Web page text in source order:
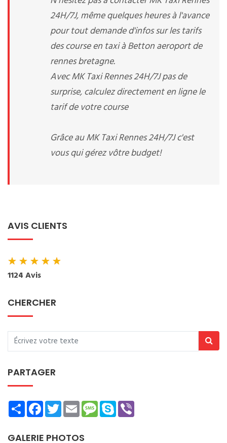
24H/7J, même quelques heures à l'avance
pour tout demande d'infos sur les tarifs
des course en taxi à Betton aeroport de
rennes bretagne.
Avec MK Taxi Rennes 24H/7J pas de
surprise, calculez directement en ligne le
tarif de votre course
Grâce au MK Taxi Rennes 24H/7J c'est
vous qui gérez vôtre budget!
AVIS CLIENTS
★★★★★
1124 Avis
CHERCHER
PARTAGER
ShareFacebookTwitterEmailMessage
Skype
GALERIE PHOTOS